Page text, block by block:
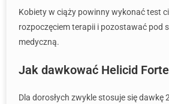
Kobiety w ciąży powinny wykonać test
rozpoczęciem terapii i pozostawać pod
medyczną.
Jak dawkować Helicid
Dla dorosłych zwykle stosuje się dawkę